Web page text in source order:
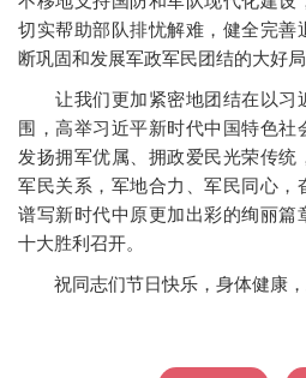
切实帮助部队排忧解难，健全完善
断巩固和发展军政军民团结的大好局
让我们更加紧密地团结在以习
围，高举习近平新时代中国特色社
发扬拥军优属、拥政爱民光荣传统
军民关系，军地合力、军民同心，
谱写新时代中原更加出彩的绚丽篇
十大胜利召开。
祝同志们节日快乐，身体健康，